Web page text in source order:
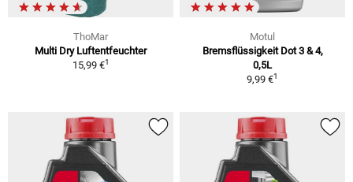
ThoMar
Multi Dry Luftentfeuchter
15,99 €1
Motul
Bremsflüssigkeit Dot 3 & 4,
0,5L
9,99 €1